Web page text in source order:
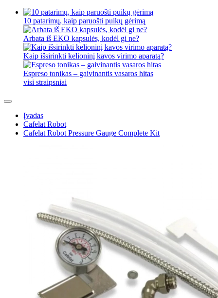
10 patarimų, kaip paruošti puikų gėrimą
Arbata iš EKO kapsulės, kodėl gi ne?
Kaip išsirinkti kelioninį kavos virimo aparatą?
Espreso tonikas – gaivinantis vasaros hitas
visi straipsniai
Įvadas
Cafelat Robot
Cafelat Robot Pressure Gauge Complete Kit